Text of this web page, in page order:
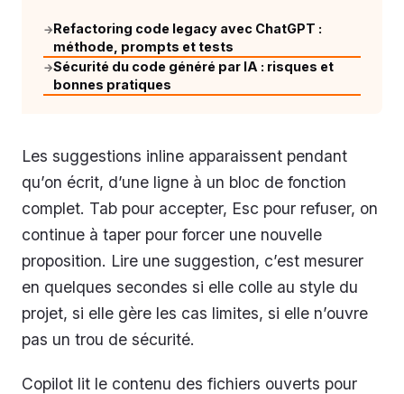
→Refactoring code legacy avec ChatGPT :
méthode, prompts et tests
→Sécurité du code généré par IA : risques et
bonnes pratiques
Les suggestions inline apparaissent pendant
qu’on écrit, d’une ligne à un bloc de fonction
complet. Tab pour accepter, Esc pour refuser, on
continue à taper pour forcer une nouvelle
proposition. Lire une suggestion, c’est mesurer
en quelques secondes si elle colle au style du
projet, si elle gère les cas limites, si elle n’ouvre
pas un trou de sécurité.
Copilot lit le contenu des fichiers ouverts pour